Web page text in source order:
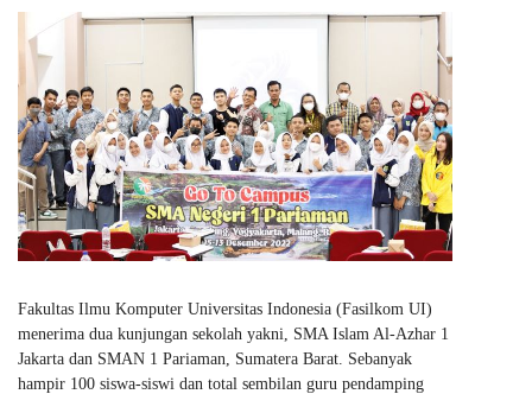
Fakultas Ilmu Komputer Universitas Indonesia (Fasilkom UI)
menerima dua kunjungan sekolah yakni, SMA Islam Al-Azhar 1
Jakarta dan SMAN 1 Pariaman, Sumatera Barat. Sebanyak
hampir 100 siswa-siswi dan total sembilan guru pendamping